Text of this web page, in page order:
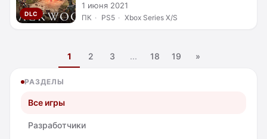
DLC
1 июня 2021
ПК PS5 Xbox Series X/S
1 2 3 ... 18 19 »
РАЗДЕЛЫ
Все игры
Разработчики